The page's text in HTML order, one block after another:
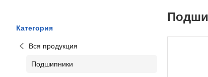
Категория
Вся продукция
Подшипники